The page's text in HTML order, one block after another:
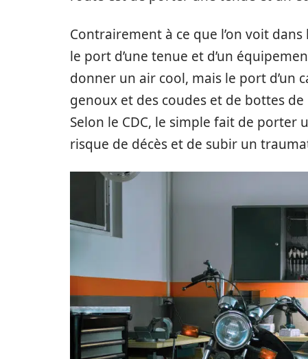
Contrairement à ce que l’on voit
le port d’une tenue et d’un
donner un air cool, mais le port d’un
genoux et des coudes et de bottes
Selon le CDC, le simple fait de
risque de décès et de subir un